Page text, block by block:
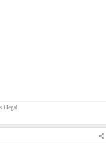
illegal.